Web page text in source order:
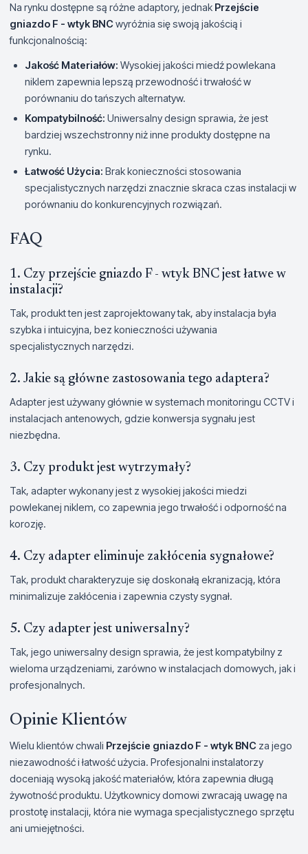
Na rynku dostępne są różne adaptory, jednak Przejście
gniazdo F - wtyk BNCwyróżnia się swoją jakością i
funkcjonalnością:
Jakość Materiałów: Wysokiej jakości miedź powlekana
niklem zapewnia lepszą przewodność i trwałość w
porównaniu do tańszych alternatyw.
Kompatybilność: Uniwersalny design sprawia, że jest
bardziej wszechstronny niż inne produkty dostępne na
rynku.
Łatwość Użycia: Brak konieczności stosowania
specjalistycznych narzędzi znacznie skraca czas instalacji w
porównaniu do konkurencyjnych rozwiązań.
FAQ
1. Czy przejście gniazdo F - wtyk BNC jest łatwe w
instalacji?
Tak, produkt ten jest zaprojektowany tak, aby instalacja była
szybka i intuicyjna, bez konieczności używania
specjalistycznych narzędzi.
2. Jakie są główne zastosowania tego adaptera?
Adapter jest używany głównie w systemach monitoringu CCTV i
instalacjach antenowych, gdzie konwersja sygnału jest
niezbędna.
3. Czy produkt jest wytrzymały?
Tak, adapter wykonany jest z wysokiej jakości miedzi
powlekanej niklem, co zapewnia jego trwałość i odporność na
korozję.
4. Czy adapter eliminuje zakłócenia sygnałowe?
Tak, produkt charakteryzuje się doskonałą ekranizacją, która
minimalizuje zakłócenia i zapewnia czysty sygnał.
5. Czy adapter jest uniwersalny?
Tak, jego uniwersalny design sprawia, że jest kompatybilny z
wieloma urządzeniami, zarówno w instalacjach domowych, jak i
profesjonalnych.
Opinie Klientów
Wielu klientów chwali Przejście gniazdo F - wtyk BNC za jego
niezawodność i łatwość użycia. Profesjonalni instalatorzy
doceniają wysoką jakość materiałów, która zapewnia długą
żywotność produktu. Użytkownicy domowi zwracają uwagę na
prostotę instalacji, która nie wymaga specjalistycznego sprzętu
ani umiejętności.